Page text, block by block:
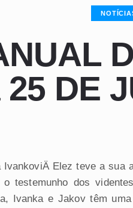
DE
IvankoviÄ Elez teve a sua
testemunho dos
Ivanka e Jakov têm